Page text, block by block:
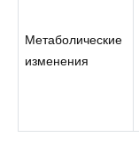
Метаболические
изменения